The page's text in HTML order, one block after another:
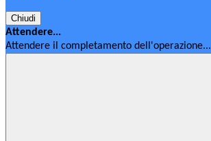
Chiudi
Attendere...
Attendere il completamento dell'operazione...